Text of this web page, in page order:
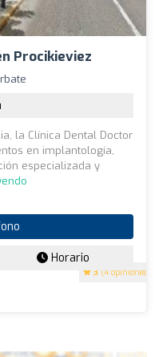
Procikieviez
3 (4 opiniones)
la Clínica Dental Doctor
en implantología,
especializada y
Horario